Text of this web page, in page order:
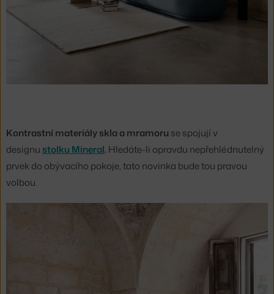
Kontrastní materiály skla a mramoru se spojují v
designu stolku Mineral. Hledáte-li opravdu nepřehlédnutelný
prvek do obývacího pokoje, tato novinka bude tou pravou
volbou.